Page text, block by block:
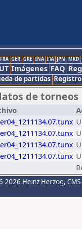
FRA GER GRE INA ITA JPN MKD
Imágenes FAQ
de partidas
de torneos
2026 Heinz Herzog,